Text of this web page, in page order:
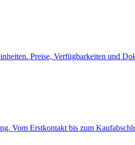
Preise, Verfügbarkeiten und
Vom Erstkontakt bis zum